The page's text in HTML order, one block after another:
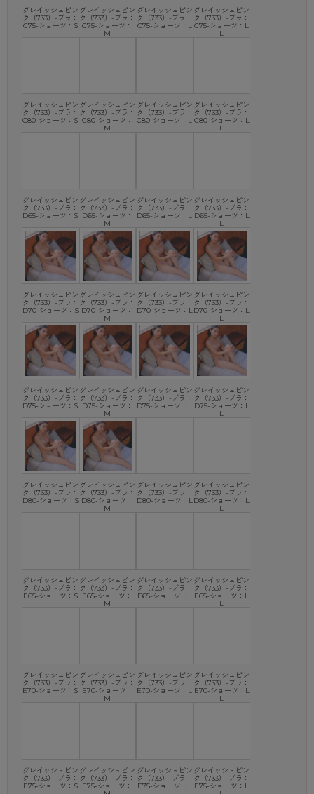
グレイッシュピン
ク（733）-ブラ：
C75-ショーツ：S
グレイッシュピン
ク（733）-ブラ：
C75-ショーツ：
M
グレイッシュピン
ク（733）-ブラ：
C75-ショーツ：L
グレイッシュピン
ク（733）-ブラ：
C75-ショーツ：L
L
グレイッシュピン
ク（733）-ブラ：
C80-ショーツ：S
グレイッシュピン
ク（733）-ブラ：
C80-ショーツ：
M
グレイッシュピン
ク（733）-ブラ：
C80-ショーツ：L
グレイッシュピン
ク（733）-ブラ：
C80-ショーツ：L
L
グレイッシュピン
ク（733）-ブラ：
D65-ショーツ：S
グレイッシュピン
ク（733）-ブラ：
D65-ショーツ：
M
グレイッシュピン
ク（733）-ブラ：
D65-ショーツ：L
グレイッシュピン
ク（733）-ブラ：
D65-ショーツ：L
L
グレイッシュピン
ク（733）-ブラ：
D70-ショーツ：S
グレイッシュピン
ク（733）-ブラ：
D70-ショーツ：
M
グレイッシュピン
ク（733）-ブラ：
D70-ショーツ：L
グレイッシュピン
ク（733）-ブラ：
D70-ショーツ：L
L
グレイッシュピン
ク（733）-ブラ：
D75-ショーツ：S
グレイッシュピン
ク（733）-ブラ：
D75-ショーツ：
M
グレイッシュピン
ク（733）-ブラ：
D75-ショーツ：L
グレイッシュピン
ク（733）-ブラ：
D75-ショーツ：L
L
グレイッシュピン
ク（733）-ブラ：
D80-ショーツ：S
グレイッシュピン
ク（733）-ブラ：
D80-ショーツ：
M
グレイッシュピン
ク（733）-ブラ：
D80-ショーツ：L
グレイッシュピン
ク（733）-ブラ：
D80-ショーツ：L
L
グレイッシュピン
ク（733）-ブラ：
E65-ショーツ：S
グレイッシュピン
ク（733）-ブラ：
E65-ショーツ：
M
グレイッシュピン
ク（733）-ブラ：
E65-ショーツ：L
グレイッシュピン
ク（733）-ブラ：
E65-ショーツ：L
L
グレイッシュピン
ク（733）-ブラ：
E70-ショーツ：S
グレイッシュピン
ク（733）-ブラ：
E70-ショーツ：
M
グレイッシュピン
ク（733）-ブラ：
E70-ショーツ：L
グレイッシュピン
ク（733）-ブラ：
E70-ショーツ：L
L
グレイッシュピン
ク（733）-ブラ：
E75-ショーツ：S
グレイッシュピン
ク（733）-ブラ：
E75-ショーツ：
グレイッシュピン
ク（733）-ブラ：
E75-ショーツ：L
グレイッシュピン
ク（733）-ブラ：
E75-ショーツ：L